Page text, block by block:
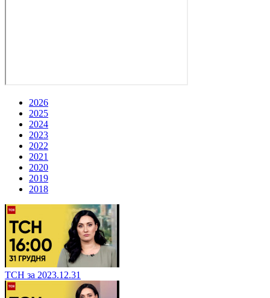
2026
2025
2024
2023
2022
2021
2020
2019
2018
ТСН за 2023.12.31